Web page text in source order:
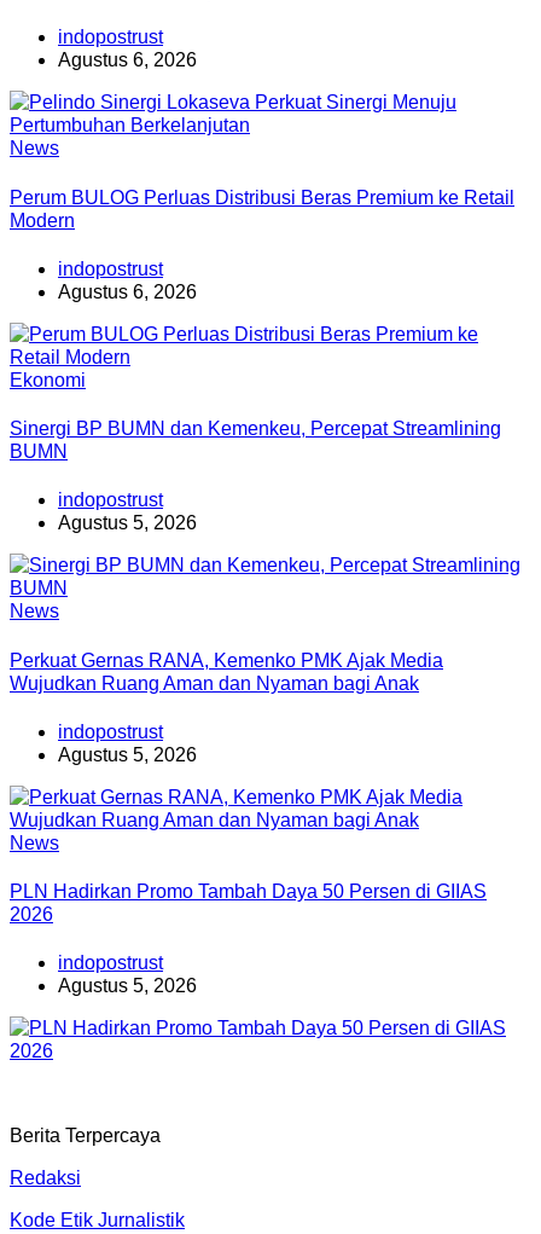
indopostrust
Agustus 6, 2026
News
Perum BULOG Perluas Distribusi Beras Premium ke Retail
Modern
indopostrust
Agustus 6, 2026
Ekonomi
Sinergi BP BUMN dan Kemenkeu, Percepat Streamlining
BUMN
indopostrust
Agustus 5, 2026
News
Perkuat Gernas RANA, Kemenko PMK Ajak Media
Wujudkan Ruang Aman dan Nyaman bagi Anak
indopostrust
Agustus 5, 2026
News
PLN Hadirkan Promo Tambah Daya 50 Persen di GIIAS
2026
indopostrust
Agustus 5, 2026
Berita Terpercaya
Redaksi
Kode Etik Jurnalistik